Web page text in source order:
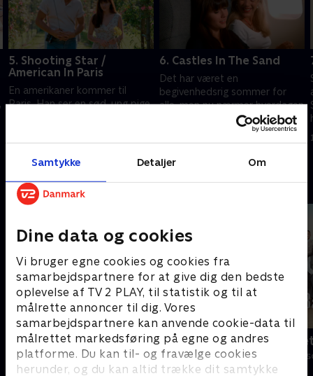
Samtykke Detaljer Om
Dine data og cookies
Vi bruger egne cookies og cookies fra
samarbejdspartnere for at give dig den bedste
oplevelse af TV 2 PLAY, til statistik og til at
målrette annoncer til dig. Vores
samarbejdspartnere kan anvende cookie-data til
målrettet markedsføring på egne og andres
platforme. Du kan til- og fravælge cookies
herunder, og du kan altid trække dit samtykke
5. Shooting Star /
American In Paris
En amerikaner kommer til
Paris. Han ser en sød, ung pige
Rick, hun hedder Brenda
6. Castles In The Sand
Det har været en
begivenhedsrig sommer for
alle, men nu nærmer hverdagen
Andre så også
Klovn
Komedie • 11 sæsoner Drama • 10